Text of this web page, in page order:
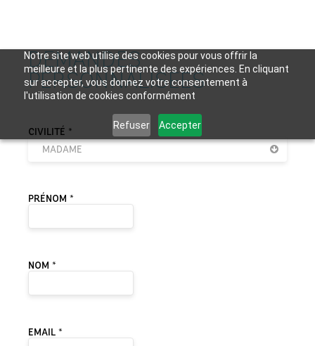
Notre site web utilise des cookies pour vous offrir la
meilleure et la plus pertinente des expériences. En cliquant
sur accepter, vous donnez votre consentement à
l'utilisation de cookies conformément
Refuser Accepter
DEMANDES
PERSONNALISÉES
VEUILLEZ LAISSER CE CHAMP VIDE.
CIVILITÉ *
MADAME
PRÉNOM *
NOM *
EMAIL *